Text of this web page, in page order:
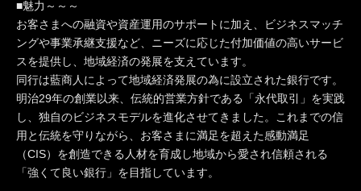
■魅力～～～
お客さまへの融資や資産運用のサポートに加え、ビジネスマッチ
ングや事業承継支援など、ニーズに応じた付加価値の高いサービ
スを提供し、地域経済の発展を支えています。
同行は藍商人によって地域経済発展の為に設立された銀行です。
明治29年の創業以来、伝統的営業方針である「永代取引」を実践
し、独自のビジネスモデルを進化させてきました。これまでの信
用と伝統を守りながら、お客さまに満足を超えた感動満足
（CIS）を創造できる人材を育成し地域から愛され信頼される
「強くて良い銀行」を目指しています。